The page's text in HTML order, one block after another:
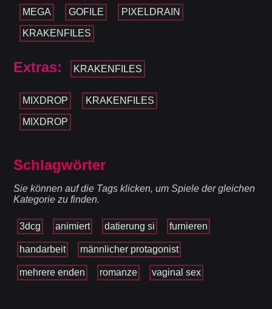
MEGA GOFILE PIXELDRAIN
KRAKENFILES
Extras: KRAKENFILES
MIXDROP KRAKENFILES
MIXDROP
Schlagwörter
Sie können auf die Tags klicken, um Spiele der gleichen
Kategorie zu finden.
3dcg animiert datierung si furnieren
handarbeit männlicher protagonist
mehrere enden romanze vaginal sex